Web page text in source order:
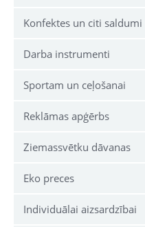
Konfektes un citi saldumi
Darba instrumenti
Sportam un ceļošanai
Reklāmas apģērbs
Ziemassvētku dāvanas
Eko preces
Individuālai aizsardzībai